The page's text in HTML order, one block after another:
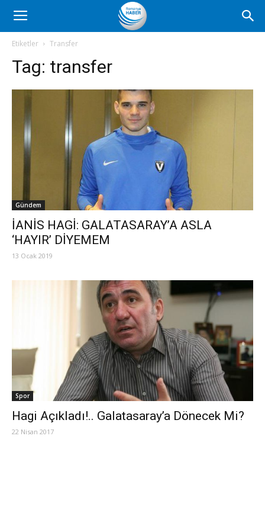
Romanya
Haber
Etiketler Transfer
Tag: transfer
Gündem
İANİS HAGİ: GALATASARAY’A ASLA
‘HAYIR’ DİYEMEM
13 Ocak 2019
Spor
Hagi Açıkladı!.. Galatasaray’a Dönecek Mi?
22 Nisan 2017